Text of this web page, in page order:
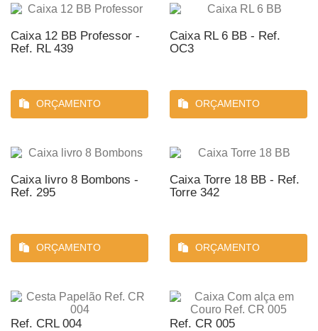
Caixa 12 BB Professor -
Ref. RL 439
ORÇAMENTO
Caixa RL 6 BB - Ref.
OC3
ORÇAMENTO
Caixa livro 8 Bombons -
Ref. 295
ORÇAMENTO
Caixa Torre 18 BB - Ref.
Torre 342
ORÇAMENTO
Ref. CRL 004 Ref. CR 005